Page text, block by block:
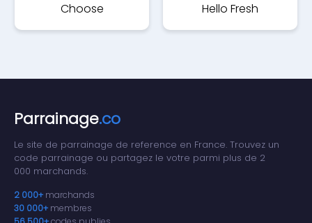
Choose Hello Fresh
Parrainage.co
Le site de parrainage de reference en France. Trouvez un
code parrainage ou partagez le votre parmi plus de 2
000 marchands.
2 000+ marchands
30 000+ membres